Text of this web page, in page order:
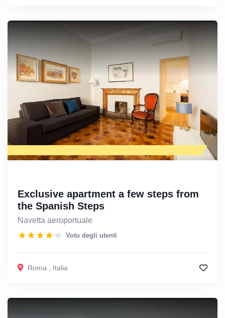
Exclusive apartment a few steps from
the Spanish Steps
Navetta aeroportuale
Voto degli utenti
Roma Italia